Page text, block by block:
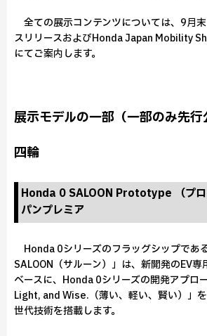
全ての展示コンテンツについては、9月
スリリースおよびHonda Japan Mobility
にてご案内します。
展示モデルの一部（一部のみ先行
四輪
Honda 0 SALOON Prototype （プ
パンプレミア
Honda 0シリーズのフラッグシップであ
SALOON（サルーン）」は、新開発のEV
ベースに、Honda 0シリーズの開発アプロ
Light, and Wise.（薄い、軽い、賢い）」
世代技術を搭載します。